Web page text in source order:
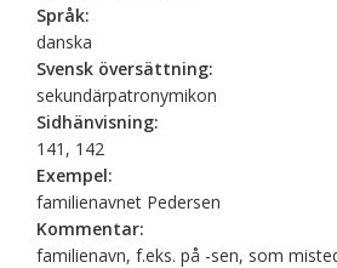
Språk:
danska
Svensk översättning:
sekundärpatronymikon
Sidhänvisning:
141, 142
Exempel:
familienavnet Pedersen
Kommentar:
familienavn, f.eks. på -sen, som